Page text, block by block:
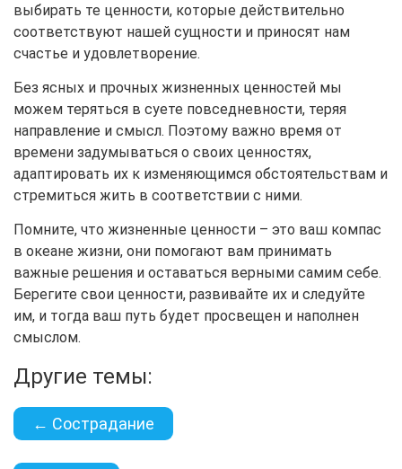
выбирать те ценности, которые действительно
соответствуют нашей сущности и приносят нам
счастье и удовлетворение.
Без ясных и прочных жизненных ценностей мы
можем теряться в суете повседневности, теряя
направление и смысл. Поэтому важно время от
времени задумываться о своих ценностях,
адаптировать их к изменяющимся обстоятельствам и
стремиться жить в соответствии с ними.
Помните, что жизненные ценности – это ваш компас
в океане жизни, они помогают вам принимать
важные решения и оставаться верными самим себе.
Берегите свои ценности, развивайте их и следуйте
им, и тогда ваш путь будет просвещен и наполнен
смыслом.
Другие темы:
← Сострадание